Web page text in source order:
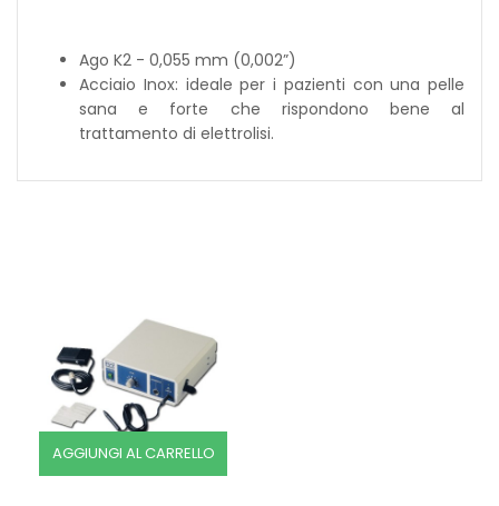
Ago K2 - 0,055 mm (0,002”)
Acciaio Inox: ideale per i pazienti con una pelle
sana e forte che rispondono bene al
trattamento di elettrolisi.
AGGIUNGI AL CARRELLO